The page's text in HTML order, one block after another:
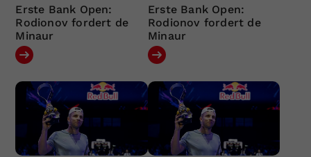
Erste Bank Open:
Rodionov fordert de
Minaur
Erste Bank Open:
Rodionov fordert de
Minaur